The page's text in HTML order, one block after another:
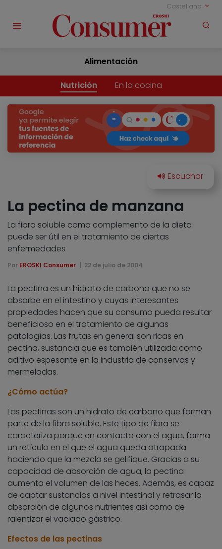
Castellano
Alimentación
Nutrición En la cocina
La pectina de manzana
La fibra soluble como complemento de la dieta
puede ser útil en el tratamiento de ciertas
enfermedades
Por EROSKI Consumer 22 de julio de 2004
La pectina es un hidrato de carbono que no se
absorbe en el intestino y cuyas interesantes
propiedades hacen que su consumo pueda resultar
beneficioso en el tratamiento de algunas
patologías. Las frutas en general son ricas en
pectina, sustancia que es también utilizada como
aditivo espesante en la industria de conservas y
mermeladas.
¿Cómo actúa?
Las pectinas son un hidrato de carbono que forman
parte de la fibra soluble. Este tipo de fibra se
caracteriza porque en contacto con el agua, forma
un retículo en el que el agua queda atrapada
haciendo que la mezcla se gelifique. Gracias a su
capacidad de absorción de agua, la pectina
aumenta el volumen de las heces. Además, es capaz
de captar sustancias a nivel intestinal y retrasar la
absorción de algunos nutrientes así como de
ralentizar el vaciado gástrico.
Efectos de las pectinas